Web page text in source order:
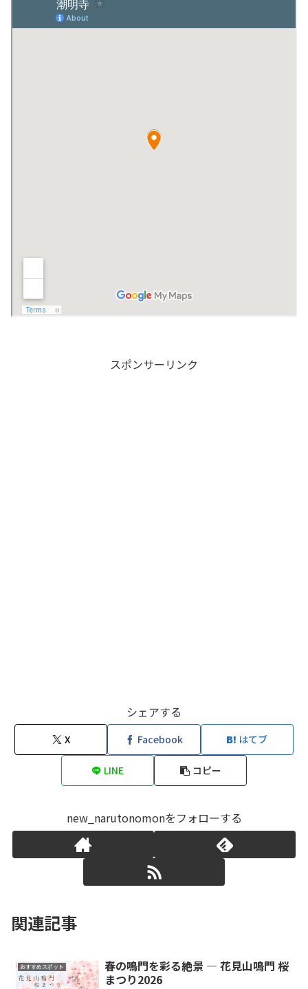
スポンサーリンク
シェアする
X Facebook はてブ
LINE コピー
new_narutonomonをフォローする
関連記事
おすすめスポット
春の鳴門を彩る絶景 ― 花見山鳴門 桜
まつり2026